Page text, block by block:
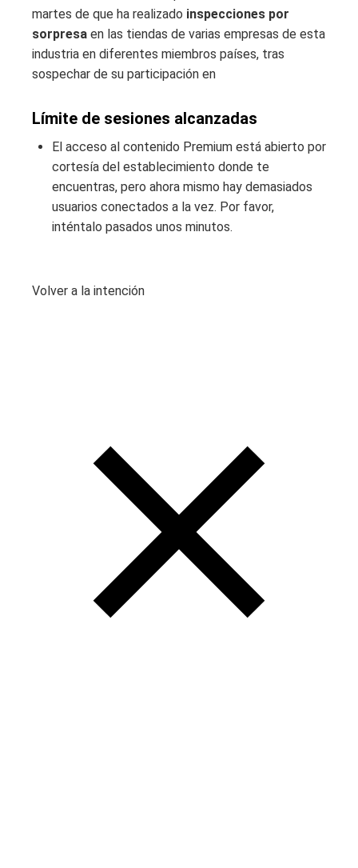
martes de que ha realizado inspecciones por
sorpresa en las tiendas de varias empresas de esta
industria en diferentes miembros países, tras
sospechar de su participación en
Límite de sesiones alcanzadas
El acceso al contenido Premium está abierto por
cortesía del establecimiento donde te
encuentras, pero ahora mismo hay demasiados
usuarios conectados a la vez. Por favor,
inténtalo pasados ​​unos minutos.
Volver a la intención